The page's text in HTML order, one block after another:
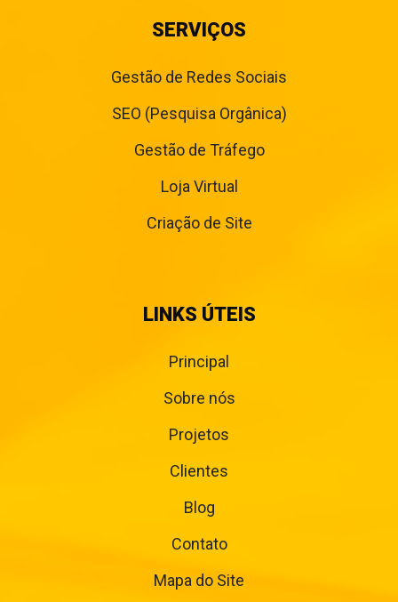
SERVIÇOS
Gestão de Redes Sociais
SEO (Pesquisa Orgânica)
Gestão de Tráfego
Loja Virtual
Criação de Site
LINKS ÚTEIS
Principal
Sobre nós
Projetos
Clientes
Blog
Contato
Mapa do Site